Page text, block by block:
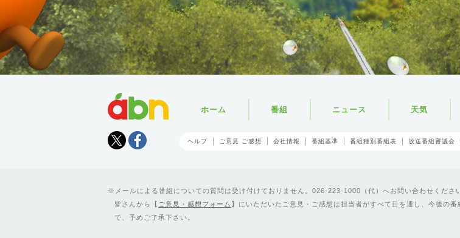
Tweet
ホーム 番組 ニュース 天気
ヘルプ ご意見 ご感想 会社情報 番組基準 番組種別番組表 放送番組審議会
メールによる番組についての質問は受け付けておりません。026-223-1000（代）へお問い合わせくだ
皆さんから【 ご意見・感想フォーム 】にいただいたご意見・ご感想は担当者がすべて目を通し、今後の
で、予めご了承下さい。